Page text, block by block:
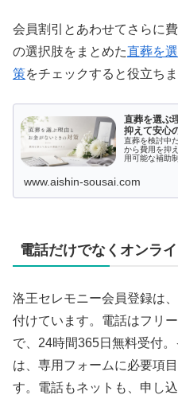
会員割引とあわせてさらに
の選択肢をまとめた直葬を
策をチェックすると役立ちま
直葬を選ぶ
抑えて安心
直葬を検討中
から費用を抑
用可能な補助
情報が満載です
www.aishin-sousai.com
電話だけでなくオンラ
洛王セレモニー会員登録は
付けています。電話はフリ
で、24時間365日無料受付
は、専用フォームに必要項
す。電話もネットも、申し